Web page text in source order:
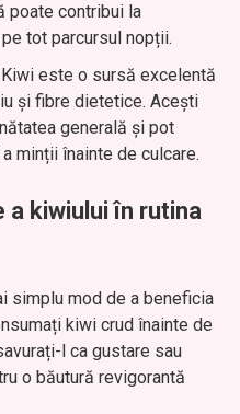
poate contribui la
tot parcursul nopții.
Kiwi este o sursă excelentă
și fibre dietetice. Acești
generală și pot
minții înainte de culcare.
a kiwiului în rutina
simplu mod de a beneficia
kiwi crud înainte de
l ca gustare sau
o băutură revigorantă